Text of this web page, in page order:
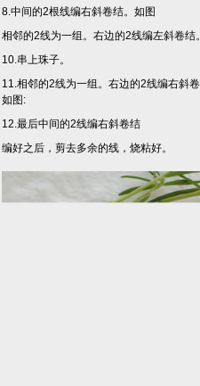
8.中间的2根线编右斜卷结。如图
相邻的2线为一组。右边的2线编左斜卷
10.串上珠子。
11.相邻的2线为一组。右边的2线编右斜
如图:
12.最后中间的2线编右斜卷结
编好之后，剪去多余的线，烧粘好。